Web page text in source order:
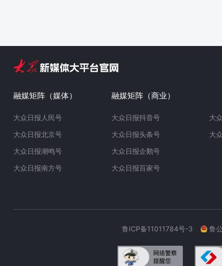
融媒矩阵（媒体）
大众日报人民号
大众日报北京号
大众日报潮鸣号
大众日报南方号
融媒矩阵（商业）
大众日报抖音号
大众日报头条号
大众日报企鹅号
大众日报百家号
大
大
鲁ICP备11011784号-3 鲁